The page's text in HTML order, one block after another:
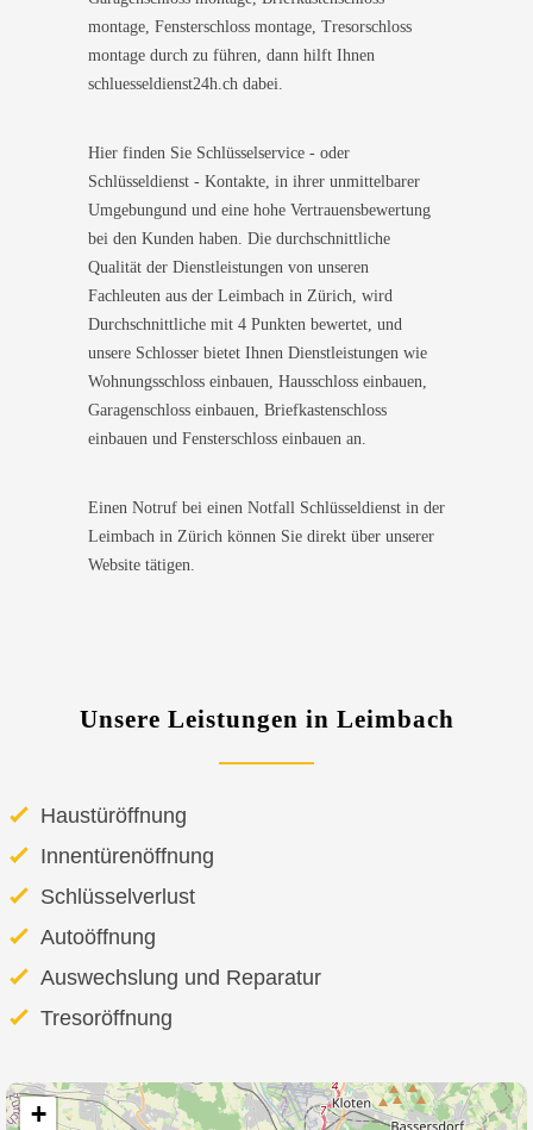
montage, Fensterschloss montage, Tresorschloss
montage durch zu führen, dann hilft Ihnen
schluesseldienst24h.ch dabei.
Hier finden Sie Schlüsselservice - oder
Schlüsseldienst - Kontakte, in ihrer unmittelbarer
Umgebungund und eine hohe Vertrauensbewertung
bei den Kunden haben. Die durchschnittliche
Qualität der Dienstleistungen von unseren
Fachleuten aus der Leimbach in Zürich, wird
Durchschnittliche mit 4 Punkten bewertet, und
unsere Schlosser bietet Ihnen Dienstleistungen wie
Wohnungsschloss einbauen, Hausschloss einbauen,
Garagenschloss einbauen, Briefkastenschloss
einbauen und Fensterschloss einbauen an.
Einen Notruf bei einen Notfall Schlüsseldienst in der
Leimbach in Zürich können Sie direkt über unserer
Website tätigen.
Unsere Leistungen in Leimbach
Haustüröffnung
Innentürenöffnung
Schlüsselverlust
Autoöffnung
Auswechslung und Reparatur
Tresoröffnung
+